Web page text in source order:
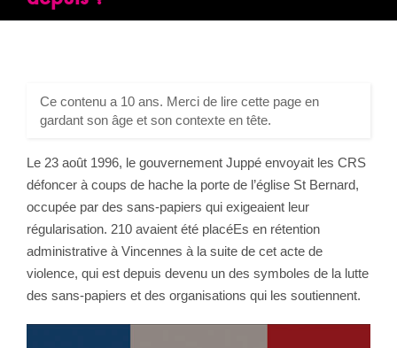
Ce contenu a 10 ans. Merci de lire cette page en
gardant son âge et son contexte en tête.
Le 23 août 1996, le gouvernement Juppé envoyait les CRS
défoncer à coups de hache la porte de l’église St Bernard,
occupée par des sans-papiers qui exigeaient leur
régularisation. 210 avaient été placéEs en rétention
administrative à Vincennes à la suite de cet acte de
violence, qui est depuis devenu un des symboles de la lutte
des sans-papiers et des organisations qui les soutiennent.